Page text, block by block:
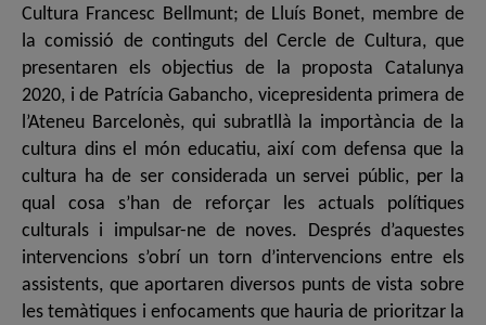
Cultura Francesc Bellmunt; de Lluís Bonet, membre de
la comissió de continguts del Cercle de Cultura, que
presentaren els objectius de la proposta Catalunya
2020, i de Patrícia Gabancho, vicepresidenta primera de
l’Ateneu Barcelonès, qui subratllà la importància de la
cultura dins el món educatiu, així com defensa que la
cultura ha de ser considerada un servei públic, per la
qual cosa s’han de reforçar les actuals polítiques
culturals i impulsar-ne de noves. Després d’aquestes
intervencions s’obrí un torn d’intervencions entre els
assistents, que aportaren diversos punts de vista sobre
les temàtiques i enfocaments que hauria de prioritzar la